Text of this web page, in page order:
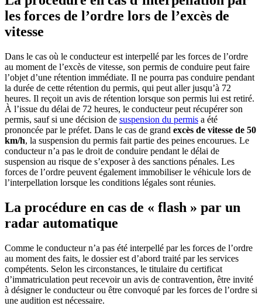
les forces de l’ordre lors de l’excès de
vitesse
Dans le cas où le conducteur est interpellé par les forces de l’ordre
au moment de l’excès de vitesse, son permis de conduire peut faire
l’objet d’une rétention immédiate. Il ne pourra pas conduire pendant
la durée de cette rétention du permis, qui peut aller jusqu’à 72
heures. Il reçoit un avis de rétention lorsque son permis lui est retiré.
À l’issue du délai de 72 heures, le conducteur peut récupérer son
permis, sauf si une décision de suspension du permis a été
prononcée par le préfet. Dans le cas de grand excès de vitesse de 50
km/h, la suspension du permis fait partie des peines encourues. Le
conducteur n’a pas le droit de conduire pendant le délai de
suspension au risque de s’exposer à des sanctions pénales. Les
forces de l’ordre peuvent également immobiliser le véhicule lors de
l’interpellation lorsque les conditions légales sont réunies.
La procédure en cas de « flash » par un
radar automatique
Comme le conducteur n’a pas été interpellé par les forces de l’ordre
au moment des faits, le dossier est d’abord traité par les services
compétents. Selon les circonstances, le titulaire du certificat
d’immatriculation peut recevoir un avis de contravention, être invité
à désigner le conducteur ou être convoqué par les forces de l’ordre si
une audition est nécessaire.